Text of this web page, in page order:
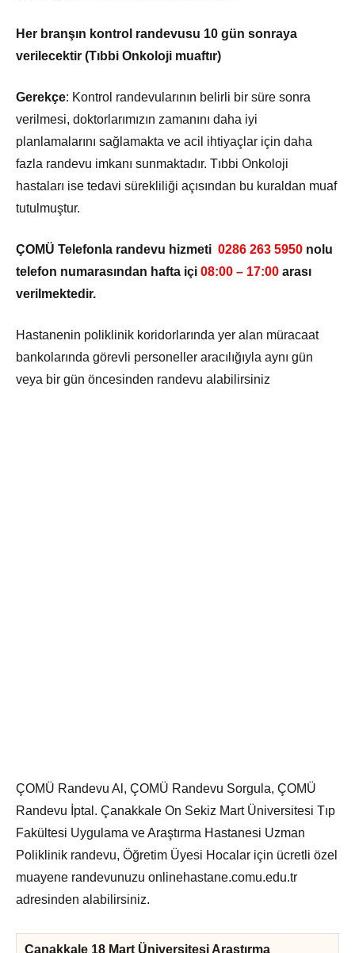
Her branşın kontrol randevusu 10 gün sonraya
verilecektir (Tıbbi Onkoloji muaftır)
Gerekçe: Kontrol randevularının belirli bir süre sonra
verilmesi, doktorlarımızın zamanını daha iyi
planlamalarını sağlamakta ve acil ihtiyaçlar için daha
fazla randevu imkanı sunmaktadır. Tıbbi Onkoloji
hastaları ise tedavi sürekliliği açısından bu kuraldan muaf
tutulmuştur.
ÇOMÜ Telefonla randevu hizmeti 0286 263 5950 nolu
telefon numarasından hafta içi 08:00 – 17:00 arası
verilmektedir.
Hastanenin poliklinik koridorlarında yer alan müracaat
bankolarında görevli personeller aracılığıyla aynı gün
veya bir gün öncesinden randevu alabilirsiniz
ÇOMÜ Randevu Al, ÇOMÜ Randevu Sorgula, ÇOMÜ
Randevu İptal. Çanakkale On Sekiz Mart Üniversitesi Tıp
Fakültesi Uygulama ve Araştırma Hastanesi Uzman
Poliklinik randevu, Öğretim Üyesi Hocalar için ücretli özel
muayene randevunuzu onlinehastane.comu.edu.tr
adresinden alabilirsiniz.
Çanakkale 18 Mart Üniversitesi Araştırma